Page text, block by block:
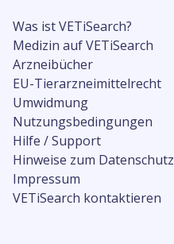
Was ist VETiSearch?
Medizin auf VETiSearch
Arzneibücher
EU-Tierarzneimittelrecht
Umwidmung
Nutzungsbedingungen
Hilfe / Support
Hinweise zum Datenschutz
Impressum
VETiSearch kontaktieren